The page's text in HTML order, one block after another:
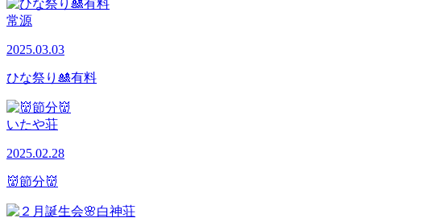
常源
2025.03.03
ひな祭り🎎有料
いたや荘
2025.02.28
👹節分👹